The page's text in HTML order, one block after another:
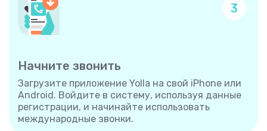
3
Начните звонить
Загрузите приложение Yolla на свой iPhone или
Android. Войдите в систему, используя данные
регистрации, и начинайте использовать
международные звонки.